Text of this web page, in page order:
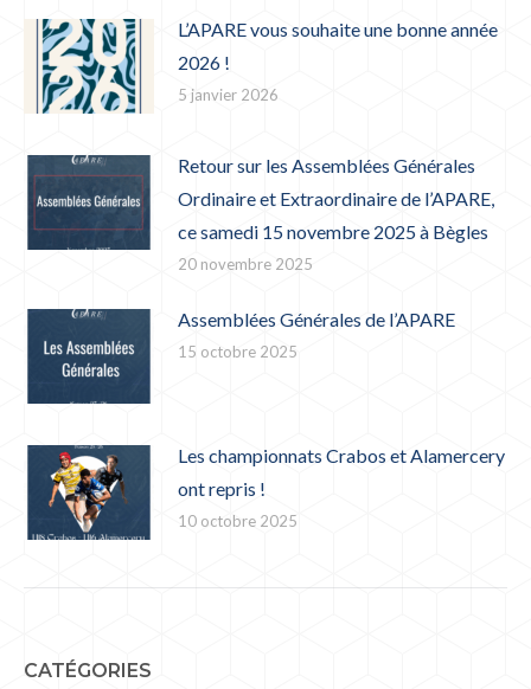
L’APARE vous souhaite une bonne année
2026 !
5 janvier 2026
Retour sur les Assemblées Générales
Ordinaire et Extraordinaire de l’APARE,
ce samedi 15 novembre 2025 à Bègles
20 novembre 2025
Assemblées Générales de l’APARE
15 octobre 2025
Les championnats Crabos et Alamercery
ont repris !
10 octobre 2025
CATÉGORIES